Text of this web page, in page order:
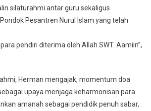
silaturahmi antar guru sekaligus
Pesantren Nurul Islam yang telah
pendiri diterima oleh Allah SWT. Aamiin”,
Herman mengajak, momentum doa
upaya menjaga keharmonisan para
amanah sebagai pendidik penuh sabar,